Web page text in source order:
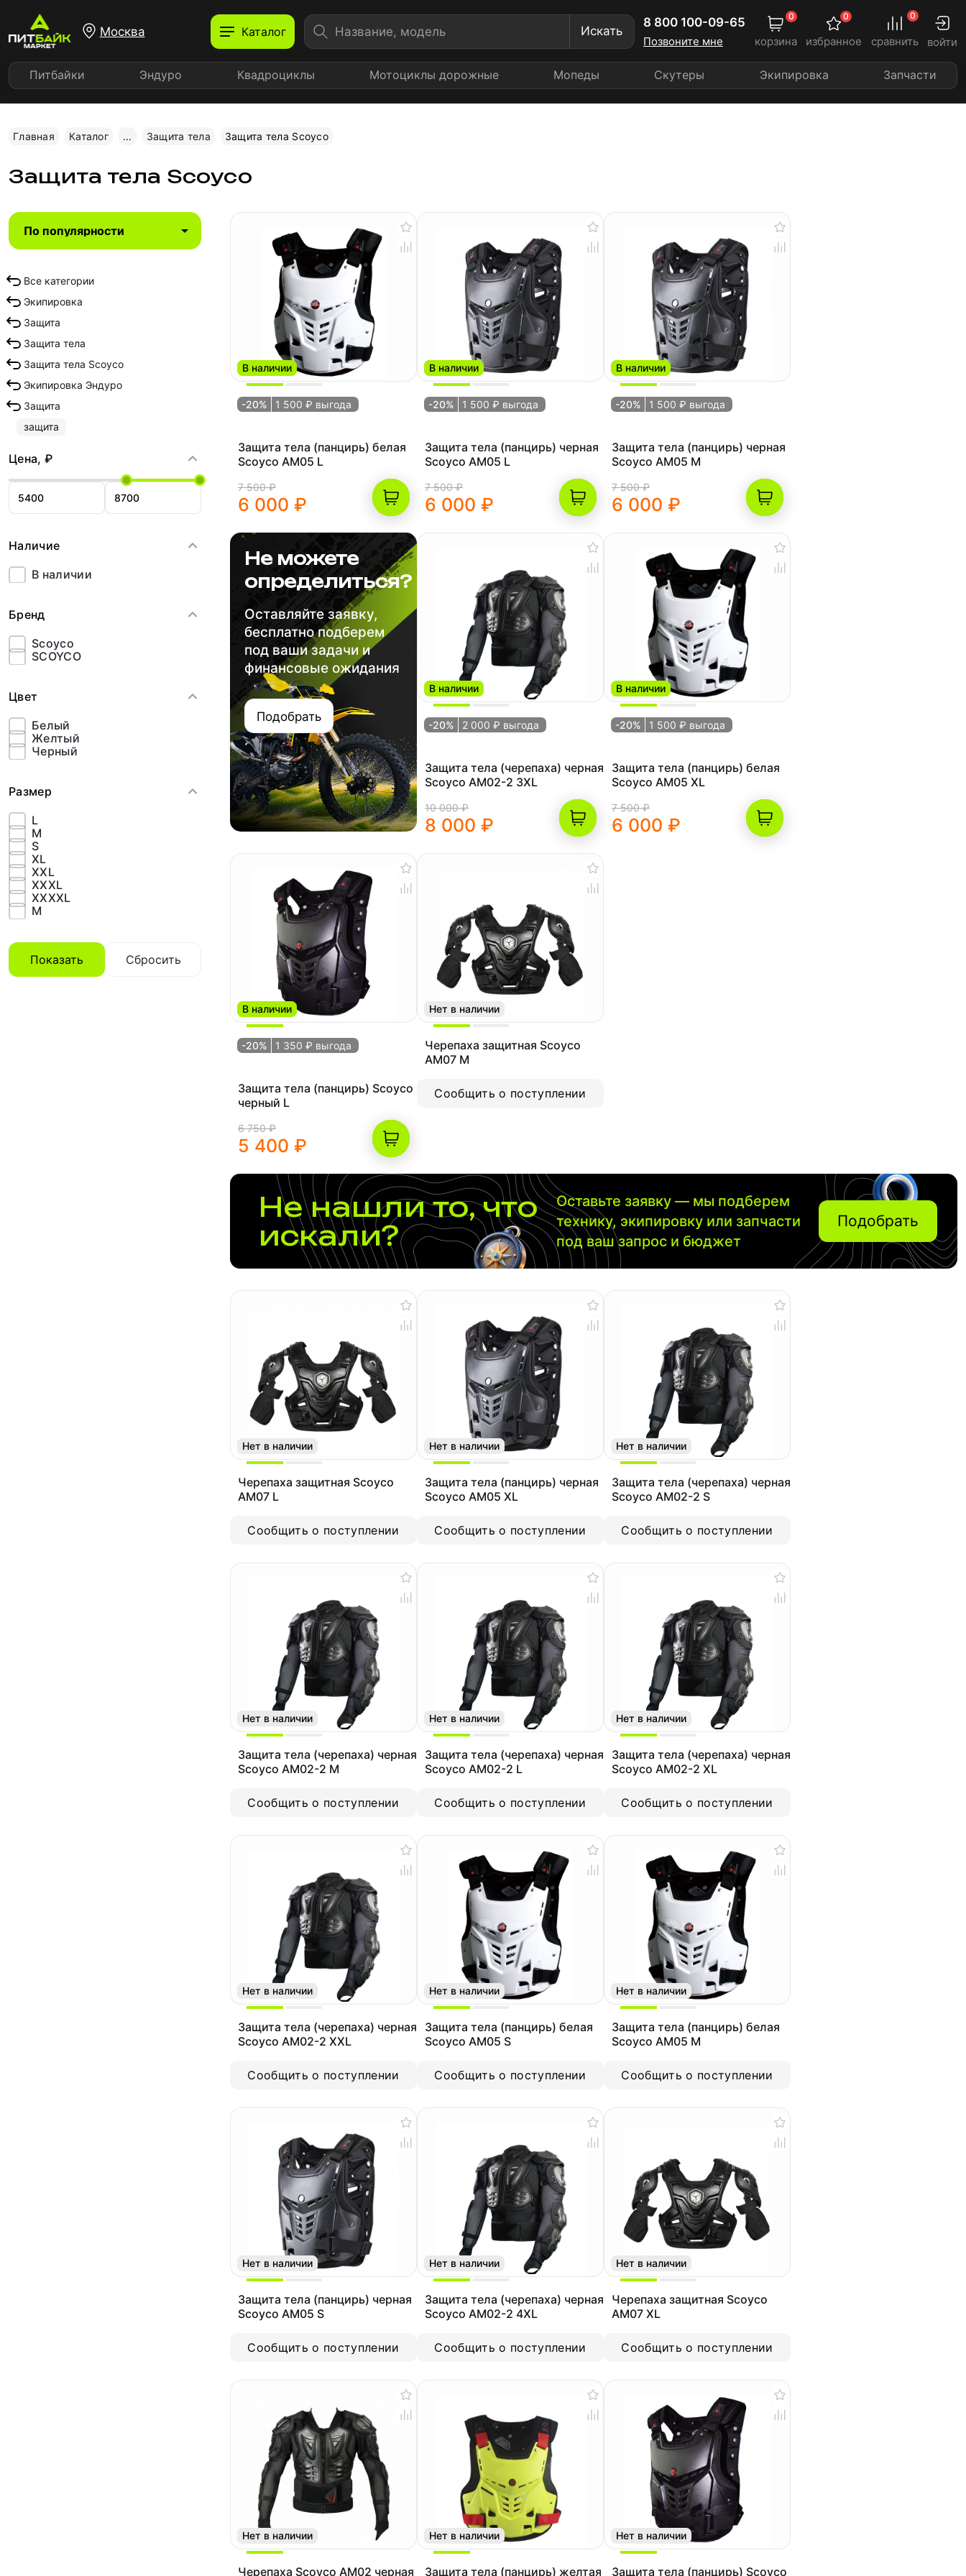
Москва Каталог Искать
8 800 100-09-65
Позвоните мне корзина
0
избранное
0
сравнить
0
войти
Питбайки Эндуро Квадроциклы Мотоциклы дорожные Мопеды Скутеры Экипировка Запчасти
Главная Каталог ... Защита тела Защита тела Scoyco
Защита тела Scoyco
Все категории
Экипировка
Защита
Защита тела
Защита тела Scoyco
Экипировка Эндуро
Защита
защита
Цена, ₽
Наличие
В наличии
Бренд
Scoyco
SCOYCO
Цвет
Белый
Желтый
Черный
Размер
L
M
S
XL
XXL
XXXL
XXXXL
М
Показать Сбросить
В наличии
-20% 1 500 ₽ выгода
Защита тела (панцирь) белая
Scoyco AM05 L
7 500 ₽
6 000 ₽
В наличии
-20% 1 500 ₽ выгода
Защита тела (панцирь) черная
Scoyco AM05 L
7 500 ₽
6 000 ₽
В наличии
-20% 1 500 ₽ выгода
Защита тела (панцирь) черная
Scoyco AM05 M
7 500 ₽
6 000 ₽
Не можете
определиться?
Оставляйте заявку,
бесплатно подберем
под ваши задачи и
финансовые ожидания
Подобрать
В наличии
-20% 2 000 ₽ выгода
Защита тела (черепаха) черная
Scoyco AM02-2 3XL
10 000 ₽
8 000 ₽
В наличии
-20% 1 500 ₽ выгода
Защита тела (панцирь) белая
Scoyco AM05 XL
7 500 ₽
6 000 ₽
В наличии
-20% 1 350 ₽ выгода
Защита тела (панцирь) Scoyco
черный L
6 750 ₽
5 400 ₽
Нет в наличии
Черепаха защитная Scoyco
AM07 M
Сообщить о поступлении
Не нашли то, что
искали?
Оставьте заявку — мы подберем
технику, экипировку или запчасти
под ваш запрос и бюджет
Подобрать
Нет в наличии
Черепаха защитная Scoyco
AM07 L
Сообщить о поступлении
Нет в наличии
Защита тела (панцирь) черная
Scoyco AM05 XL
Сообщить о поступлении
Нет в наличии
Защита тела (черепаха) черная
Scoyco AM02-2 S
Сообщить о поступлении
Нет в наличии
Защита тела (черепаха) черная
Scoyco AM02-2 M
Сообщить о поступлении
Нет в наличии
Защита тела (черепаха) черная
Scoyco AM02-2 L
Сообщить о поступлении
Нет в наличии
Защита тела (черепаха) черная
Scoyco AM02-2 XL
Сообщить о поступлении
Нет в наличии
Защита тела (черепаха) черная
Scoyco AM02-2 XXL
Сообщить о поступлении
Нет в наличии
Защита тела (панцирь) белая
Scoyco AM05 S
Сообщить о поступлении
Нет в наличии
Защита тела (панцирь) белая
Scoyco AM05 M
Сообщить о поступлении
Нет в наличии
Защита тела (панцирь) черная
Scoyco AM05 S
Сообщить о поступлении
Нет в наличии
Защита тела (черепаха) черная
Scoyco AM02-2 4XL
Сообщить о поступлении
Нет в наличии
Черепаха защитная Scoyco
AM07 XL
Сообщить о поступлении
Нет в наличии
Черепаха Scoyco AM02 черная
Нет в наличии
Защита тела (панцирь) желтая
Нет в наличии
Защита тела (панцирь) Scoyco